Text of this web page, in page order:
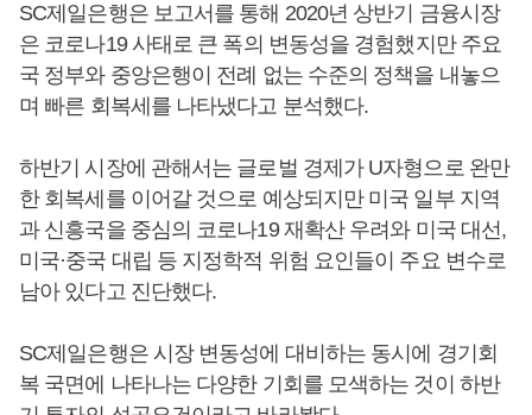
SC제일은행은 보고서를 통해 2020년 상반기 금융시장
은 코로나19 사태로 큰 폭의 변동성을 경험했지만 주요
국 정부와 중앙은행이 전례 없는 수준의 정책을 내놓으
며 빠른 회복세를 나타냈다고 분석했다.
하반기 시장에 관해서는 글로벌 경제가 U자형으로 완만
한 회복세를 이어갈 것으로 예상되지만 미국 일부 지역
과 신흥국을 중심의 코로나19 재확산 우려와 미국 대선,
미국·중국 대립 등 지정학적 위험 요인들이 주요 변수로
남아 있다고 진단했다.
SC제일은행은 시장 변동성에 대비하는 동시에 경기회
복 국면에 나타나는 다양한 기회를 모색하는 것이 하반